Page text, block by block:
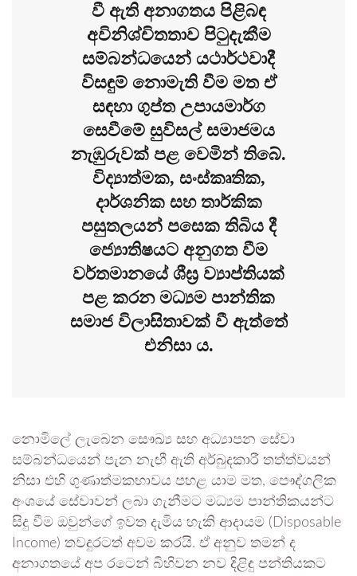
වී ඇති අනාගතය පිළිබඳ
අවිනිශ්චිතතාව පිටුදැකීම
සම්බන්ධයෙන් යථාර්ථවාදී
විසඳුම් නොමැති වීම මත ඒ
සඳහා ගුප්ත උපායමාර්ග
සෙවීමේ සුවිසල් සමාජමය
නැඹුරුවක් පළ වෙමින් තිබේ.
විද්‍යාත්මක, සංස්කෘතික,
දාර්ශනික සහ තාර්කික
පසුතලයන් පසෙක තිබිය දී
ජ්‍යොතිෂයට අනුගත වීම
වර්තමානයේ ශීඝ්‍ර ව්‍යාප්තියක්
පළ කරන මධ්‍යම පාන්තික
සමාජ විලාසිතාවක් වී ඇත්තේ
එනිසා ය.
​නොමිලේ ලැබෙන සෞඛ්‍ය සහ අධ්‍යාපන සේවා
සම්බන්ධයෙන් පැන නැඟී ඇති අර්බුදකාරී තත්ත්වයන්
නිසා එහි ගුණාත්මකභාවය පහළ යාම මත, පෞද්ගලික
අංශයේ සේවාවන් ලබා ගැනීමට මධ්‍යම පාන්තිකයන්ට
සිදු වීම ඔවුන්ගේ ඉවත දැමිය හැකි ආදායම (Disposable
Income) තවදුරටත් අවම කරයි. ඒ අනුව තමන් ද
අනාගතයේ අප රටෙන් බිහිවන නව දිළිඳු පන්තියකට